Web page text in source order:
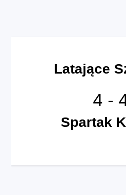
Latające
Spartak
4 -